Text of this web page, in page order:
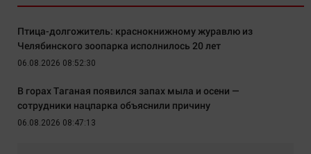
Птица-долгожитель: краснокнижному журавлю из
Челябинского зоопарка исполнилось 20 лет
06.08.2026 08:52:30
В горах Таганая появился запах мыла и осени —
сотрудники нацпарка объяснили причину
06.08.2026 08:47:13